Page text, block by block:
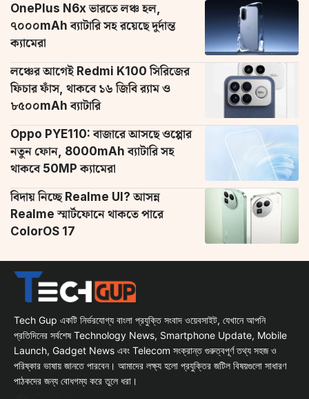
OnePlus N6x ভারতে লঞ্চ হল,
৭০০০mAh ব্যাটারি সহ রয়েছে দুর্দান্ত
ক্যামেরা
লঞ্চের আগেই Redmi K100 সিরিজের
ফিচার ফাঁস, থাকবে ১৬ জিবি র‌্যাম ও
৮৫০০mAh ব্যাটারি
Oppo PYE110: বাজারে আসছে ওপ্পোর
নতুন ফোন, 8000mAh ব্যাটারি সহ
থাকবে 50MP ক্যামেরা
বিদায় নিচ্ছে Realme UI? আসন্ন
Realme স্মার্টফোনে থাকতে পারে
ColorOS 17
Tech Gup একটি নির্ভরযোগ্য বাংলা প্রযুক্তি সংবাদ ওয়েবসাইট, যেখানে আপনি
প্রতিদিনের সর্বশেষ Technology News, Smartphone Update, Mobile
Launch, Gadget News এবং Telecom সংক্রান্ত গুরুত্বপূর্ণ তথ্য সহজ ও
পরিষ্কার ভাষায় জানতে পারবেন। আমাদের লক্ষ্য হলো প্রযুক্তির জটিল বিষয়গুলো সাধারণ
পাঠকদের জন্য বোধগম্য করে তুলে ধরা।